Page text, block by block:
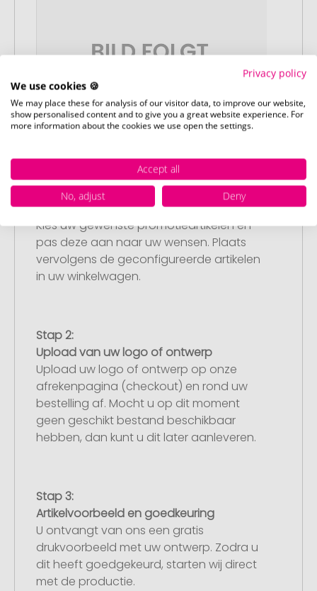
Stap 1:
Artikelconfiguratie
Kies uw gewenste promotieartikelen en
pas deze aan naar uw wensen. Plaats
vervolgens de geconfigureerde artikelen
in uw winkelwagen.
Stap 2:
Upload van uw logo of ontwerp
Upload uw logo of ontwerp op onze
afrekenpagina (checkout) en rond uw
bestelling af. Mocht u op dit moment
geen geschikt bestand beschikbaar
hebben, dan kunt u dit later aanleveren.
Stap 3:
Artikelvoorbeeld en goedkeuring
U ontvangt van ons een gratis
drukvoorbeeld met uw ontwerp. Zodra u
dit heeft goedgekeurd, starten wij direct
met de productie.
Privacy policy
We use cookies 🍪
We may place these for analysis of our visitor data, to improve our website,
show personalised content and to give you a great website experience. For
more information about the cookies we use open the settings.
Accept all
No, adjust
Deny